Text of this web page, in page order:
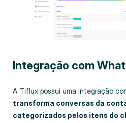
Integração com
A Tiflux possui uma integração
transforma conversas da
categorizados pelos itens do